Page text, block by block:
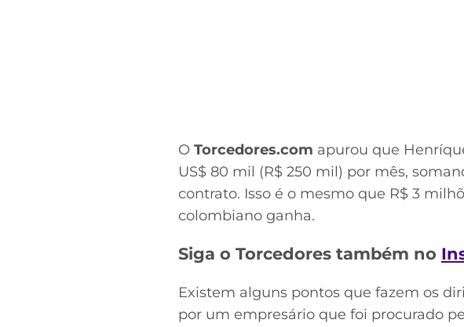
O Torcedores.com apurou que
US$ 80 mil (R$ 250 mil) por mês,
contrato. Isso é o mesmo que R$ 3
colombiano ganha.
Siga o Torcedores também no
Existem alguns pontos que fazem os
por um empresário que foi procurado